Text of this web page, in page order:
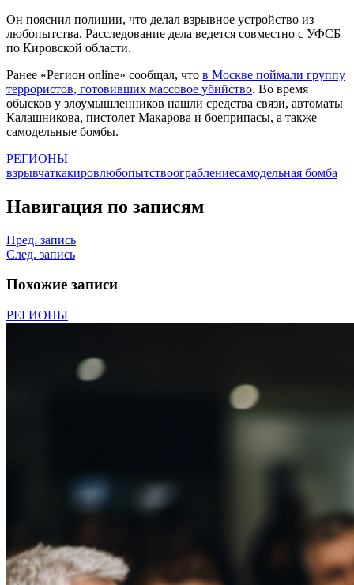
Он пояснил полиции, что делал взрывное устройство из
любопытства. Расследование дела ведется совместно с УФСБ
по Кировской области.
Ранее «Регион online» сообщал, что в Москве поймали группу
террористов, готовивших массовое убийство. Во время
обысков у злоумышленников нашли средства связи, автоматы
Калашникова, пистолет Макарова и боеприпасы, а также
самодельные бомбы.
РЕГИОНЫ
взрывчаткакировлюбопытствоограблениесамодельная бомба
Навигация по записям
Пред. запись
След. запись
Похожие записи
РЕГИОНЫ